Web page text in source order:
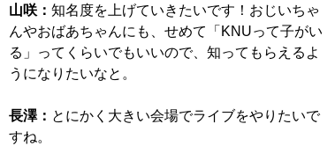
山咲： 知名度を上げていきたいです！おじいちゃ
んやおばあちゃんにも、せめて「KNUって子がい
る」ってくらいでもいいので、知ってもらえるよ
うになりたいなと。
長澤： とにかく大きい会場でライブをやりたいで
すね。